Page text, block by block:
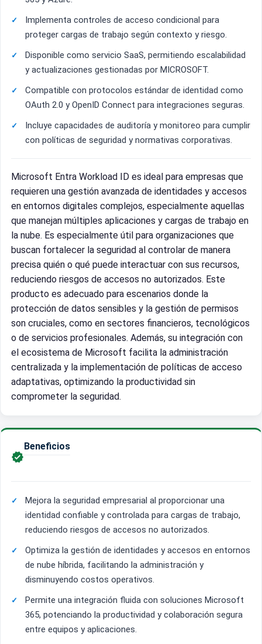
Implementa controles de acceso condicional para
proteger cargas de trabajo según contexto y riesgo.
Disponible como servicio SaaS, permitiendo escalabilidad
y actualizaciones gestionadas por MICROSOFT.
Compatible con protocolos estándar de identidad como
OAuth 2.0 y OpenID Connect para integraciones seguras.
Incluye capacidades de auditoría y monitoreo para cumplir
con políticas de seguridad y normativas corporativas.
Microsoft Entra Workload ID es ideal para empresas que
requieren una gestión avanzada de identidades y accesos
en entornos digitales complejos, especialmente aquellas
que manejan múltiples aplicaciones y cargas de trabajo en
la nube. Es especialmente útil para organizaciones que
buscan fortalecer la seguridad al controlar de manera
precisa quién o qué puede interactuar con sus recursos,
reduciendo riesgos de accesos no autorizados. Este
producto es adecuado para escenarios donde la
protección de datos sensibles y la gestión de permisos
son cruciales, como en sectores financieros, tecnológicos
o de servicios profesionales. Además, su integración con
el ecosistema de Microsoft facilita la administración
centralizada y la implementación de políticas de acceso
adaptativas, optimizando la productividad sin
comprometer la seguridad.

Beneficios
Mejora la seguridad empresarial al proporcionar una
identidad confiable y controlada para cargas de trabajo,
reduciendo riesgos de accesos no autorizados.
Optimiza la gestión de identidades y accesos en entornos
de nube híbrida, facilitando la administración y
disminuyendo costos operativos.
Permite una integración fluida con soluciones Microsoft
365, potenciando la productividad y colaboración segura
entre equipos y aplicaciones.